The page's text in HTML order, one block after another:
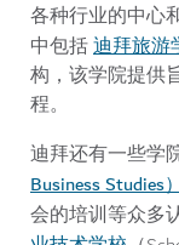
各种行业的中心
中包括迪拜旅游
构，该学院提供
程。
迪拜还有一些学
Business Studies
会的培训等众多